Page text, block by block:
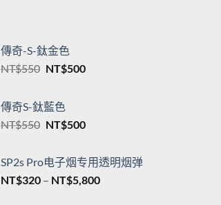
傳奇-S-鈦金色
NT$550 原
格：
NT$550。
NT$500目
NT$500。
傳奇S-鈦藍色
NT$550 原
格：
NT$550。
NT$500目
格：
NT$500。
SP2s Pro电子烟专用透明烟弹
NT$320 – NT$5,800價